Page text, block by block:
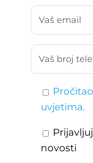
uvjetima.
novosti